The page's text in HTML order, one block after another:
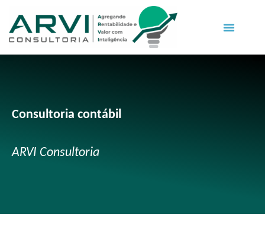
Consultoria contábil
ARVI Consultoria